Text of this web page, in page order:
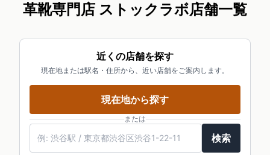
革靴専門店 ストックラボ店舗一覧
近くの店舗を探す
現在地または駅名・住所から、近い店舗をご案内します。
現在地から探す
または
検索